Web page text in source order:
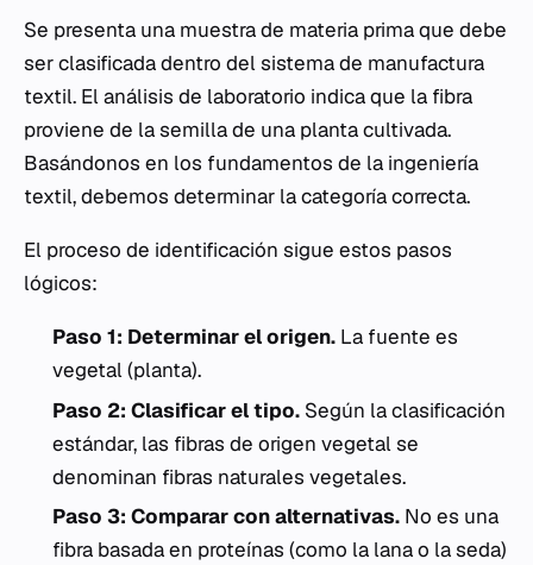
Se presenta una muestra de materia prima que debe
ser clasificada dentro del sistema de manufactura
textil. El análisis de laboratorio indica que la fibra
proviene de la semilla de una planta cultivada.
Basándonos en los fundamentos de la ingeniería
textil, debemos determinar la categoría correcta.
El proceso de identificación sigue estos pasos
lógicos:
Paso 1: Determinar el origen. La fuente es
vegetal (planta).
Paso 2: Clasificar el tipo. Según la clasificación
estándar, las fibras de origen vegetal se
denominan fibras naturales vegetales.
Paso 3: Comparar con alternativas. No es una
fibra basada en proteínas (como la lana o la seda)